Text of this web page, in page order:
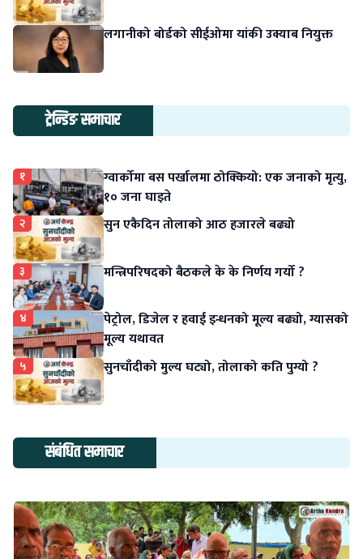
लगानीको बोर्डको सीईओमा यांकी उक्याब नियुक्त
ट्रेन्डिङ समाचार
१
ग्वार्कोमा बस पर्खालमा ठोक्कियो: एक जनाको मृत्यु,
१० जना घाइते
२ सुन एकैदिन तोलाको आठ हजारले बढ्यो
३ मन्त्रिपरिषदको बैठकले के के निर्णय गर्यो ?
४
पेट्रोल, डिजेल र हवाई इन्धनको मूल्य बढ्यो, ग्यासको
मूल्य यथावत
५ सुनचाँदीको मुल्य घट्यो, तोलाको कति पुग्यो ?
संबंधित समाचार